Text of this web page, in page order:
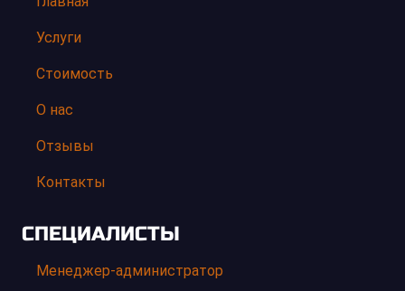
Услуги
Стоимость
О нас
Отзывы
Контакты
СПЕЦИАЛИСТЫ
Менеджер-администратор